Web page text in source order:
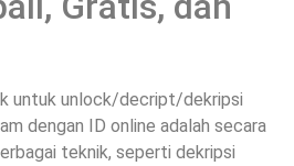
untuk unlock/decript/dekripsi
dengan ID online adalah secara
teknik, seperti dekripsi